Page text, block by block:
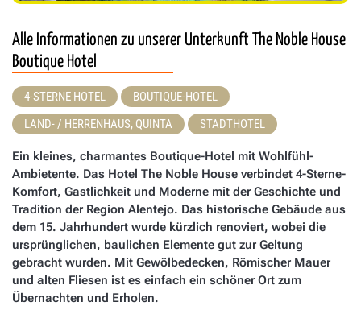
Alle Informationen zu unserer Unterkunft The Noble House
Boutique Hotel
4-STERNE HOTEL
BOUTIQUE-HOTEL
LAND- / HERRENHAUS, QUINTA
STADTHOTEL
Ein kleines, charmantes Boutique-Hotel mit Wohlfühl-
Ambietente. Das Hotel The Noble House verbindet 4-Sterne-
Komfort, Gastlichkeit und Moderne mit der Geschichte und
Tradition der Region Alentejo. Das historische Gebäude aus
dem 15. Jahrhundert wurde kürzlich renoviert, wobei die
ursprünglichen, baulichen Elemente gut zur Geltung
gebracht wurden. Mit Gewölbedecken, Römischer Mauer
und alten Fliesen ist es einfach ein schöner Ort zum
Übernachten und Erholen.